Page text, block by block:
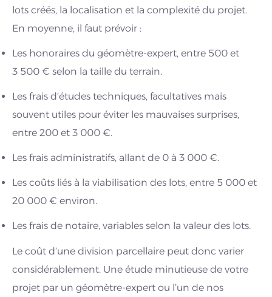
lots créés, la localisation et la complexité du projet.
En moyenne, il faut prévoir :
Les honoraires du géomètre-expert, entre 500 et
3 500 € selon la taille du terrain.
Les frais d’études techniques, facultatives mais
souvent utiles pour éviter les mauvaises surprises,
entre 200 et 3 000 €.
Les frais administratifs, allant de 0 à 3 000 €.
Les coûts liés à la viabilisation des lots, entre 5 000 et
20 000 € environ.
Les frais de notaire, variables selon la valeur des lots.
Le coût d’une division parcellaire peut donc varier
considérablement. Une étude minutieuse de votre
projet par un géomètre-expert ou l’un de nos